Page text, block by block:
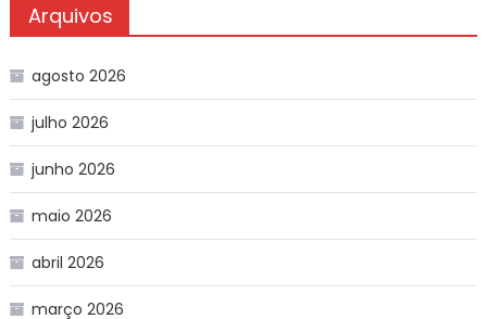
Arquivos
agosto 2026
julho 2026
junho 2026
maio 2026
abril 2026
março 2026